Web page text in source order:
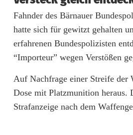
t
r
e
c
k
Fahnder des Bärnauer
hatte sich für gewitzt gehalten
erfahrenen Bundespolizisten
“Importeur” wegen Verstößen
Auf Nachfrage einer Streife der
Dose mit Platzmunition heraus.
Strafanzeige nach dem